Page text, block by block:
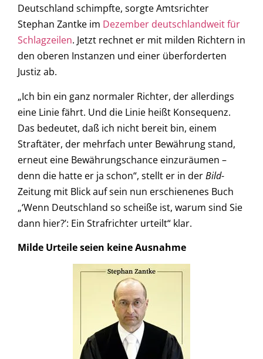
Deutschland schimpfte, sorgte Amtsrichter
Stephan Zantke im Dezember deutschlandweit für
Schlagzeilen. Jetzt rechnet er mit milden Richtern in
den oberen Instanzen und einer überforderten
Justiz ab.
„Ich bin ein ganz normaler Richter, der allerdings
eine Linie fährt. Und die Linie heißt Konsequenz.
Das bedeutet, daß ich nicht bereit bin, einem
Straftäter, der mehrfach unter Bewährung stand,
erneut eine Bewährungschance einzuräumen –
denn die hatte er ja schon“, stellt er in derBild-
Zeitung mit Blick auf sein nun erschienenes Buch
„‘Wenn Deutschland so scheiße ist, warum sind Sie
dann hier?’: Ein Strafrichter urteilt“ klar.
Milde Urteile seien keine Ausnahme